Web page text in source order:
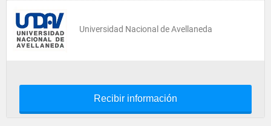
Universidad Nacional de Avellaneda
Recibir información